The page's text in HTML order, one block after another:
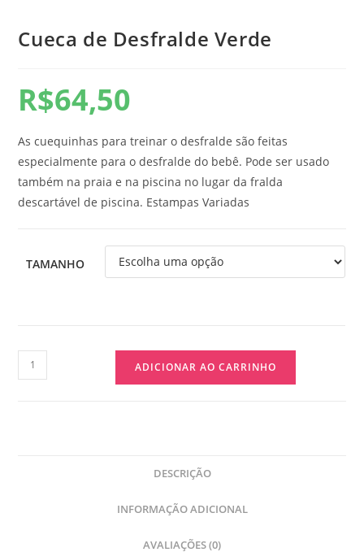
Cueca de Desfralde Verde
R$64,50
As cuequinhas para treinar o desfralde são feitas
especialmente para o desfralde do bebê. Pode ser usado
também na praia e na piscina no lugar da fralda
descartável de piscina. Estampas Variadas
TAMANHO
ADICIONAR AO CARRINHO
DESCRIÇÃO
INFORMAÇÃO ADICIONAL
AVALIAÇÕES (0)